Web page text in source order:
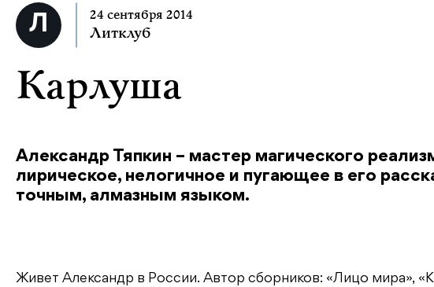
24 сентября 2014
Литклуб
Карлуша
Александр Тяпкин – мастер магического
лирическое, нелогичное и пугающее в его
точным, алмазным языком.
Живет Александр в России. Автор сборников: «Лицо мира»,